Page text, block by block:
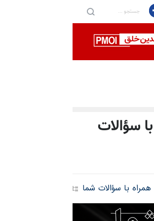
سؤالات
همراه با سؤالات شما